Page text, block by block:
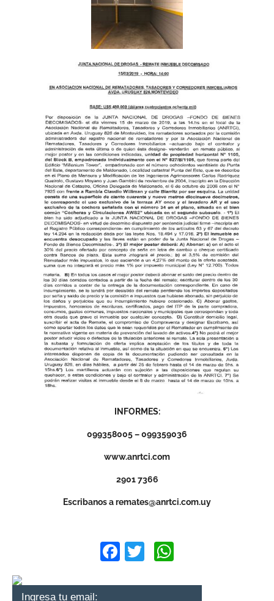
INFORMES:
099358005 – 099359036
www.anrtci.com
2901 7366
Escribanos aremates@anrtci.com.uy
Facebook
Twitter
Ingresa tu email: